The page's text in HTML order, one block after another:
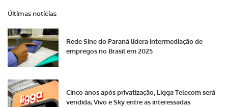
Últimas notícias
Rede Sine do Paraná lidera intermediação de
empregos no Brasil em 2025
Cinco anos após privatização, Ligga Telecom será
vendida; Vivo e Sky entre as interessadas